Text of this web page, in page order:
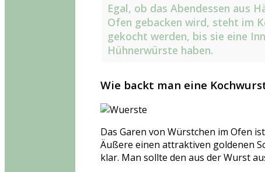
Egal, ob das Abendessen aus
Ofen gebacken wird, steht im
gekocht werden, bis sie eine
Hühnerwürste haben.
Wie backt man eine
Das Garen von Würstchen im Ofen
Äußere einen attraktiven goldenen
klar. Man sollte den aus der Wurst